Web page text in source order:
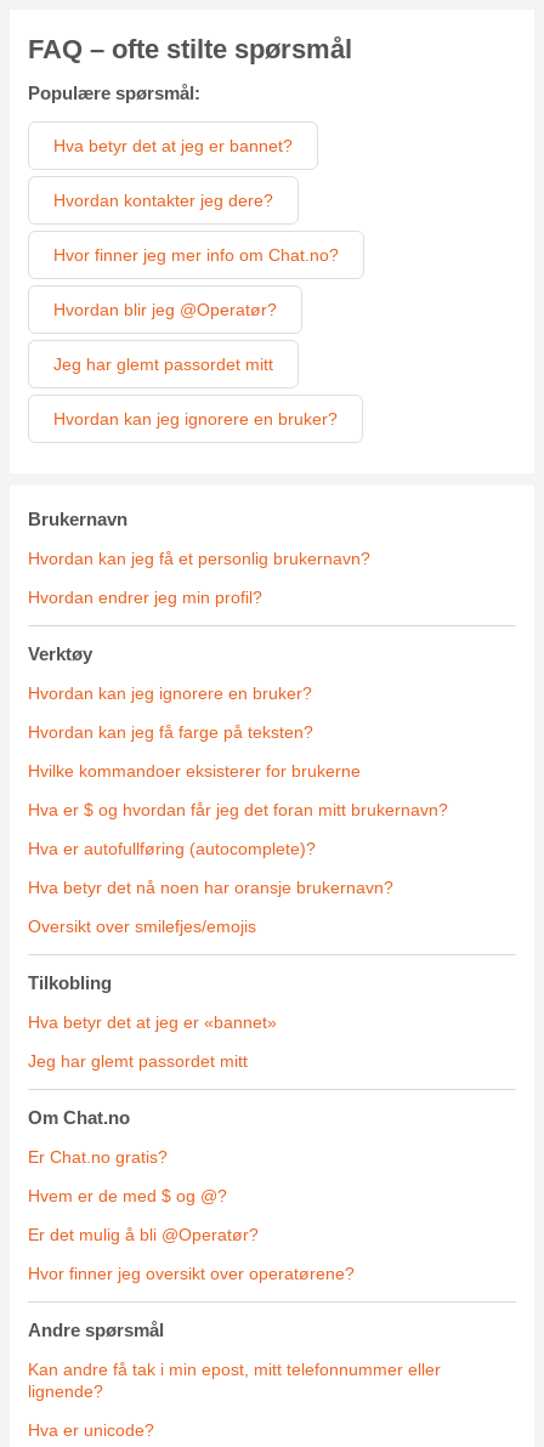
FAQ – ofte stilte spørsmål
Populære spørsmål:
Hva betyr det at jeg er bannet?
Hvordan kontakter jeg dere?
Hvor finner jeg mer info om Chat.no?
Hvordan blir jeg @Operatør?
Jeg har glemt passordet mitt
Hvordan kan jeg ignorere en bruker?
Brukernavn
Hvordan kan jeg få et personlig brukernavn?
Hvordan endrer jeg min profil?
Verktøy
Hvordan kan jeg ignorere en bruker?
Hvordan kan jeg få farge på teksten?
Hvilke kommandoer eksisterer for brukerne
Hva er $ og hvordan får jeg det foran mitt brukernavn?
Hva er autofullføring (autocomplete)?
Hva betyr det nå noen har oransje brukernavn?
Oversikt over smilefjes/emojis
Tilkobling
Hva betyr det at jeg er «bannet»
Jeg har glemt passordet mitt
Om Chat.no
Er Chat.no gratis?
Hvem er de med $ og @?
Er det mulig å bli @Operatør?
Hvor finner jeg oversikt over operatørene?
Andre spørsmål
Kan andre få tak i min epost, mitt telefonnummer eller
lignende?
Hva er unicode?